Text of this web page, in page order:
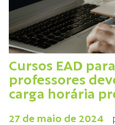
Cursos EAD
professores
carga horária
27 de maio de 2024